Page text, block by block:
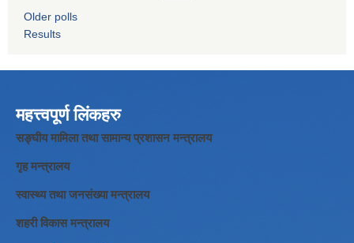
Older polls
Results
महत्त्वपूर्ण लिंकहरु
सङ्घीय मामिला तथा सामान्य प्रशासन मन्त्रालय
गृह मन्त्रालय
स्वास्थ्य तथा जनसंख्या मन्त्रालय
शहरी विकास मन्त्रालय